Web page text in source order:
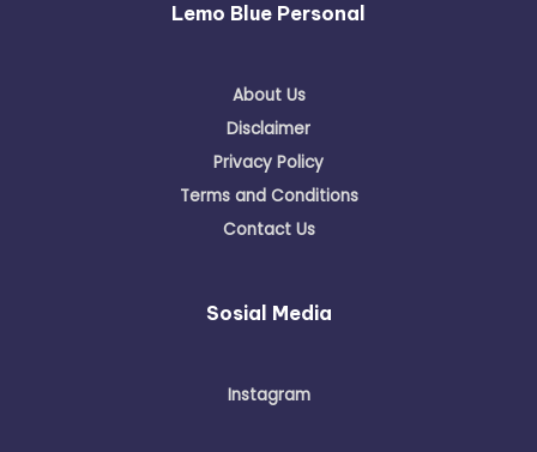
Lemo Blue Personal
About Us
Disclaimer
Privacy Policy
Terms and Conditions
Contact Us
Sosial Media
Instagram